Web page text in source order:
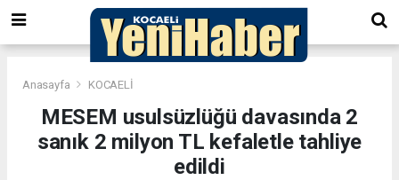
Anasayfa KOCAELİ
MESEM usulsüzlüğü davasında 2
sanık 2 milyon TL kefaletle tahliye
edildi